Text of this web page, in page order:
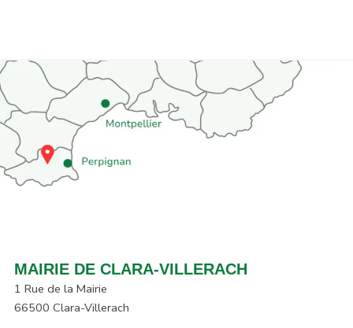
MAIRIE DE CLARA-VILLERACH
1 Rue de la Mairie
66500 Clara-Villerach